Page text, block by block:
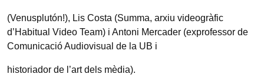
(Venusplutón!), Lis Costa (Summa, arxiu videogràfic
d’Habitual Video Team) i Antoni Mercader (exprofessor de
Comunicació Audiovisual de la UB i
historiador de l’art dels mèdia).